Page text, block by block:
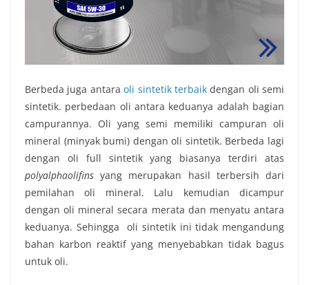
Berbeda juga antaraoli sintetik terbaikdengan oli semi
sintetik. perbedaan oli antara keduanya adalah bagian
campurannya. Oli yang semi memiliki campuran oli
mineral (minyak bumi) dengan oli sintetik. Berbeda lagi
dengan oli full sintetik yang biasanya terdiri atas
polyalphaolifins yang merupakan hasil terbersih dari
pemilahan oli mineral. Lalu kemudian dicampur
dengan oli mineral secara merata dan menyatu antara
keduanya. Sehingga oli sintetik ini tidak mengandung
bahan karbon reaktif yang menyebabkan tidak bagus
untuk oli.